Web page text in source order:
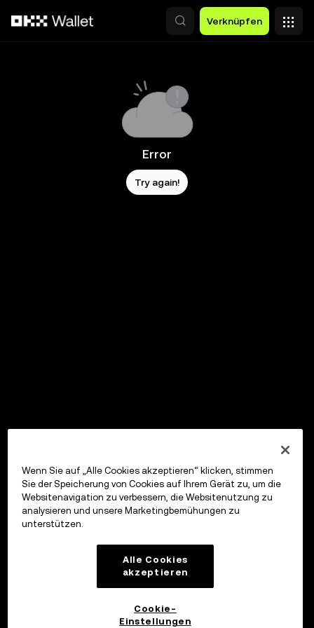
Verknüpfen
Error
Try again!
Wenn Sie auf „Alle Cookies akzeptieren“ klicken, stimmen
Sie der Speicherung von Cookies auf Ihrem Gerät zu, um die
Websitenavigation zu verbessern, die Websitenutzung zu
analysieren und unsere Marketingbemühungen zu
unterstützen.
Alle Cookies
akzeptieren
Cookie-
Einstellungen